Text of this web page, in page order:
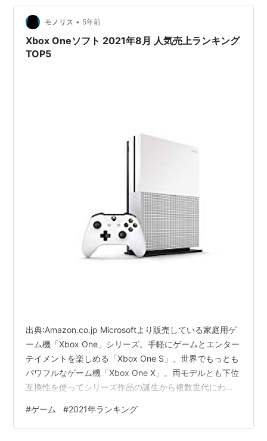
す。ゲーム好きの人も、次に遊ぶゲームに迷っている人
や、「Xbox Series X/S」と一緒に買おうと思っている人
も参考…
モノリス • 5年前
Xbox Oneソフト 2021年8月 人気売上ランキング
TOP5
出典:Amazon.co.jp Microsoftより販売している家庭用ゲ
ーム機「Xbox One」シリーズ。手軽にゲームとエンター
テイメントを楽しめる「Xbox One S」、世界でもっとも
パワフルなゲーム機「Xbox One X」。両モデルとも下位
互換性を使ってシリーズ作品の誕生から複数世代にわた
月に売れた人気タイトルTOP5」を紹介します。ゲーム好
きの人も、次に遊ぶゲームに迷っている人や、「Xbox
#ゲーム #2021年ランキング